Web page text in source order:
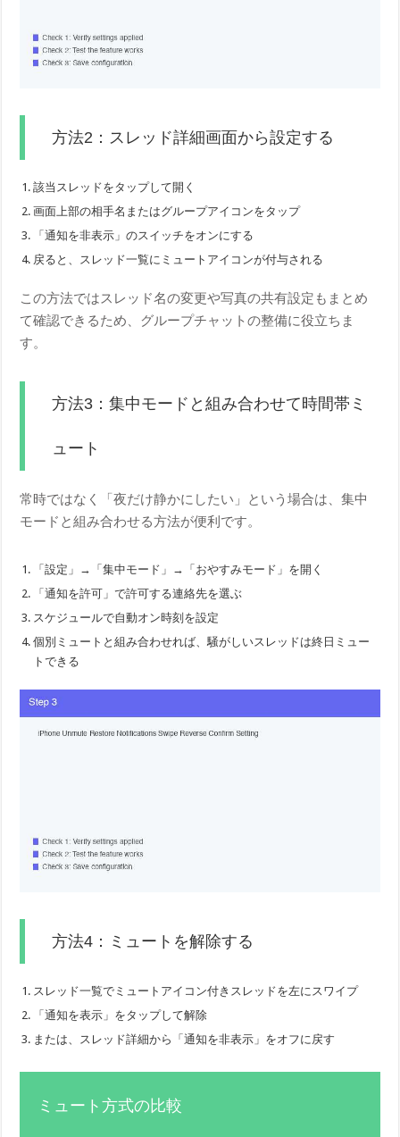
方法2：スレッド詳細画面から設定する
該当スレッドをタップして開く
画面上部の相手名またはグループアイコンをタップ
「通知を非表示」のスイッチをオンにする
戻ると、スレッド一覧にミュートアイコンが付与される
この方法ではスレッド名の変更や写真の共有設定もまとめ
て確認できるため、グループチャットの整備に役立ちま
す。
方法3：集中モードと組み合わせて時間帯ミ
ュート
常時ではなく「夜だけ静かにしたい」という場合は、集中
モードと組み合わせる方法が便利です。
「設定」→「集中モード」→「おやすみモード」を開く
「通知を許可」で許可する連絡先を選ぶ
スケジュールで自動オン時刻を設定
個別ミュートと組み合わせれば、騒がしいスレッドは終日ミュー
トできる
方法4：ミュートを解除する
スレッド一覧でミュートアイコン付きスレッドを左にスワイプ
「通知を表示」をタップして解除
または、スレッド詳細から「通知を非表示」をオフに戻す
ミュート方式の比較